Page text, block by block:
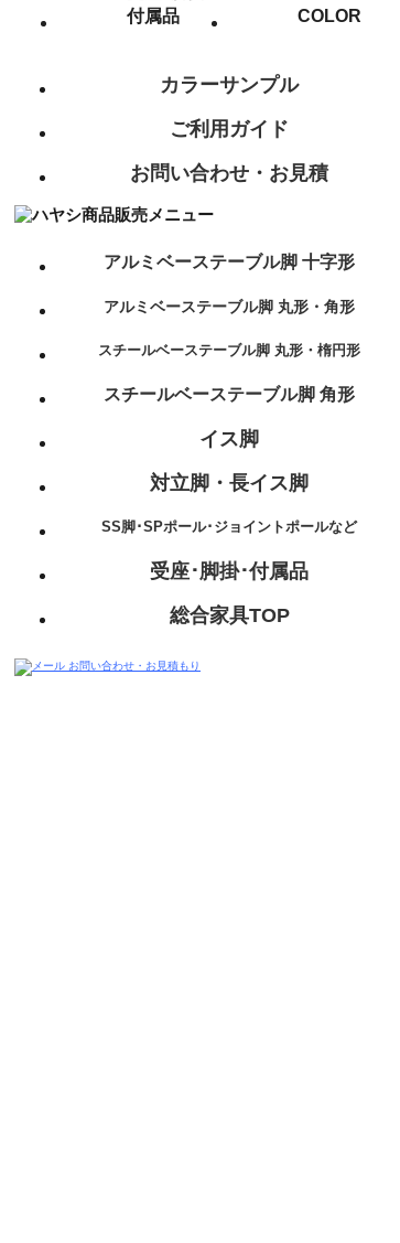
付属品
COLOR
カラーサンプル
ご利用ガイド
お問い合わせ・お見積
アルミベーステーブル脚 十字形
アルミベーステーブル脚 丸形・角形
スチールベーステーブル脚 丸形・楕円形
スチールベーステーブル脚 角形
イス脚
対立脚・長イス脚
SS脚･SPポール･ジョイントポールなど
受座･脚掛･付属品
総合家具TOP